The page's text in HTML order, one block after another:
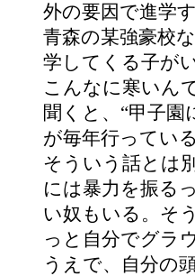
外の要因で進学
青森の某強豪校
学してくる子が
こんなに寒いん
聞くと、“甲子
が毎年行ってい
そういう話とは
には暴力を振る
い奴もいる。そ
っと自分でグラ
うえで、自分の